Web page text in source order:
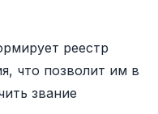
реестр
что позволит им в
звание